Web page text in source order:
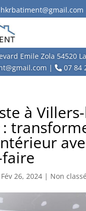
hkrbatiment@gmail.com
Emile Zola 54520
|
07 84
à
:
Fév 26, 2024| Non classé